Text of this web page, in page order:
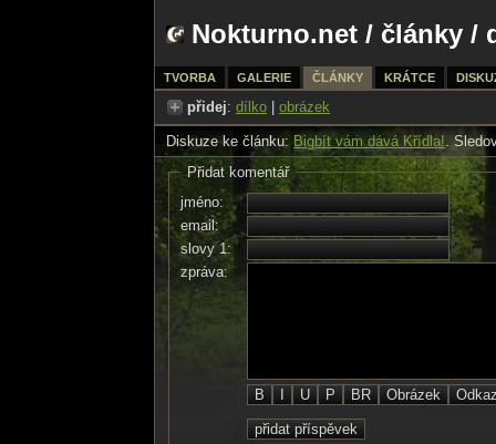
Nokturno.net / články /
TVORBA GALERIE ČLÁNKY KRÁTCE
přidej: dílko obrázek
Diskuze ke článku: Bigbít vám dává Křídla!.
Přidat komentář
jméno:
email:
slovy 1:
zpráva: